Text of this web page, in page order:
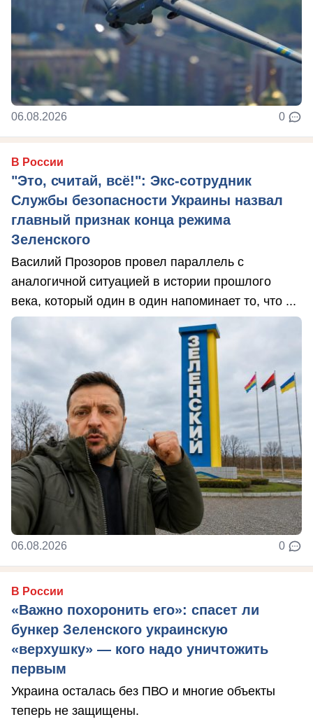
06.08.2026 0
В России
"Это, считай, всё!": Экс-сотрудник
Службы безопасности Украины назвал
главный признак конца режима
Зеленского
Василий Прозоров провел параллель с
аналогичной ситуацией в истории прошлого
века, который один в один напоминает то, что ...
06.08.2026 0
В России
«Важно похоронить его»: спасет ли
бункер Зеленского украинскую
«верхушку» — кого надо уничтожить
первым
Украина осталась без ПВО и многие объекты
теперь не защищены.